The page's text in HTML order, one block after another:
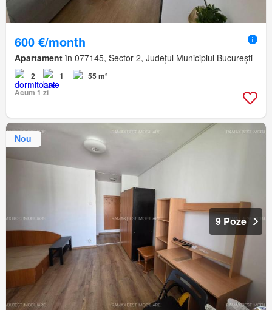
600 €/month
Apartament în 077145, Sector 2, Județul Municipiul București
2 1
55 m²
Acum 1 zi
Nou
9 Poze